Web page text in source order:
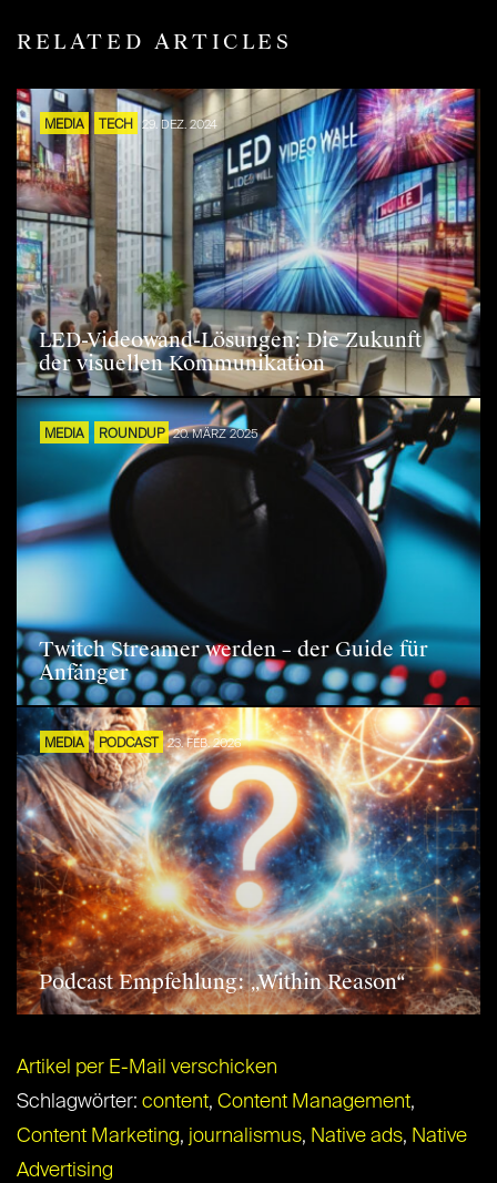
RELATED ARTICLES
MEDIA TECH 29. DEZ. 2024
LED-Videowand-Lösungen: Die Zukunft
der visuellen Kommunikation
MEDIA ROUNDUP 20. MÄRZ 2025
Twitch Streamer werden – der Guide für
Anfänger
MEDIA PODCAST 23. FEB. 2026
Podcast Empfehlung: „Within Reason“
Artikel per E-Mail verschicken
Schlagwörter: content, Content Management,
Content Marketing, journalismus, Native ads, Native
Advertising